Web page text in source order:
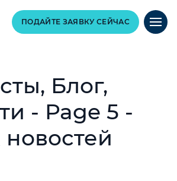
ПОДАЙТЕ ЗАЯВКУ СЕЙЧАС
Блог,
- Page 5 -